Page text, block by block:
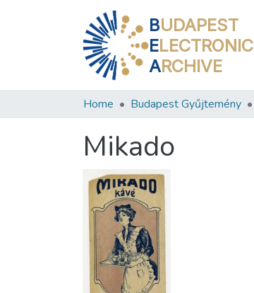
BUDAPEST
ELECTRONIC
ARCHIVE
Home Budapest Gyűjtemény
Mikado